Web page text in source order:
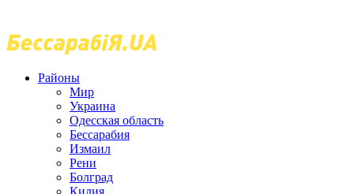
Районы
Мир
Украина
Одесская область
Бессарабия
Измаил
Рени
Болград
Килия